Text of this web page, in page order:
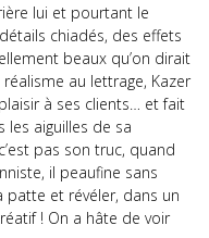
lui et pourtant le
chiadés, des effets
beaux qu’on dirait
au lettrage, Kazer
à ses clients… et fait
les aiguilles de sa
pas son truc, quand
il peaufine sans
et révéler, dans un
! On a hâte de voir